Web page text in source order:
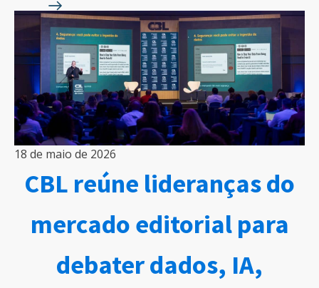
18 de maio de 2026
CBL reúne lideranças do
mercado editorial para
debater dados, IA,